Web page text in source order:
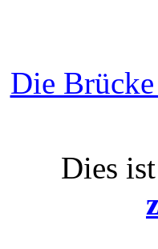
Die
Dies